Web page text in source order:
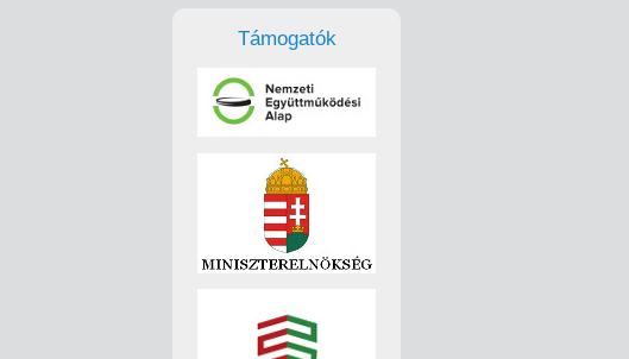
Támogatók